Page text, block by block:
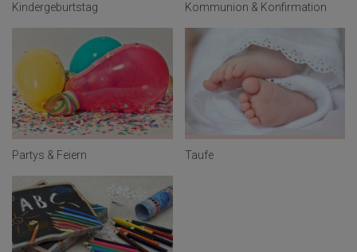
Kindergeburtstag Kommunion & Konfirmation
Partys & Feiern Taufe